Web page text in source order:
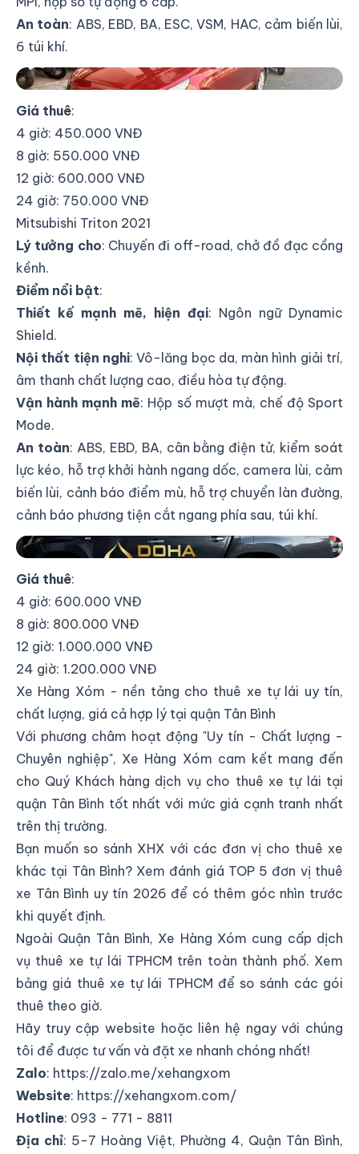
An toàn: ABS, EBD, BA, ESC, VSM, HAC, cảm biến lùi,
6 túi khí.
Thuê xe tự lái Hyundai Accent 2021
Giá thuê:
4 giờ: 450.000 VNĐ
8 giờ: 550.000 VNĐ
12 giờ: 600.000 VNĐ
24 giờ: 750.000 VNĐ
Mitsubishi Triton 2021
Lý tưởng cho: Chuyến đi off-road, chở đồ đạc cồng
kềnh.
Điểm nổi bật:
Thiết kế mạnh mẽ, hiện đại: Ngôn ngữ Dynamic
Shield.
Nội thất tiện nghi: Vô-lăng bọc da, màn hình giải trí,
âm thanh chất lượng cao, điều hòa tự động.
Vận hành mạnh mẽ: Hộp số mượt mà, chế độ Sport
Mode.
An toàn: ABS, EBD, BA, cân bằng điện tử, kiểm soát
lực kéo, hỗ trợ khởi hành ngang dốc, camera lùi, cảm
biến lùi, cảnh báo điểm mù, hỗ trợ chuyển làn đường,
cảnh báo phương tiện cắt ngang phía sau, túi khí.
Mitsubishi Triton 2021: Bán tải mạnh mẽ, đa dụng
Giá thuê:
4 giờ: 600.000 VNĐ
8 giờ: 800.000 VNĐ
12 giờ: 1.000.000 VNĐ
24 giờ: 1.200.000 VNĐ
Xe Hàng Xóm - nền tảng cho thuê xe tự lái uy tín,
chất lượng, giá cả hợp lý tại quận Tân Bình
Với phương châm hoạt động "Uy tín - Chất lượng -
Chuyên nghiệp", Xe Hàng Xóm cam kết mang đến
cho Quý Khách hàng dịch vụ cho thuê xe tự lái tại
quận Tân Bình tốt nhất với mức giá cạnh tranh nhất
trên thị trường.
Bạn muốn so sánh XHX với các đơn vị cho thuê xe
khác tại Tân Bình? Xem đánh giá TOP 5 đơn vị thuê
xe Tân Bình uy tín 2026 để có thêm góc nhìn trước
khi quyết định.
Ngoài Quận Tân Bình, Xe Hàng Xóm cung cấp dịch
vụ thuê xe tự lái TPHCM trên toàn thành phố. Xem
bảng giá thuê xe tự lái TPHCM để so sánh các gói
thuê theo giờ.
Hãy truy cập website hoặc liên hệ ngay với chúng
tôi để được tư vấn và đặt xe nhanh chóng nhất!
Zalo: https://zalo.me/xehangxom
Website: https://xehangxom.com/
Hotline: 093 - 771 - 8811
Địa chỉ: 5-7 Hoàng Việt, Phường 4, Quận Tân Bình,